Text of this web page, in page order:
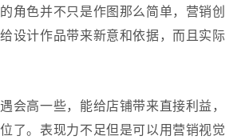
角色并不只是作图那么简单，营销创
设计作品带来新意和依据，而且实际
会高一些，能给店铺带来直接利益，
了。表现力不足但是可以用营销视觉